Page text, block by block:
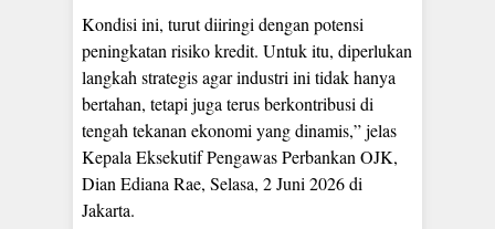
Kondisi ini, turut diiringi dengan potensi
peningkatan risiko kredit. Untuk itu, diperlukan
langkah strategis agar industri ini tidak hanya
bertahan, tetapi juga terus berkontribusi di
tengah tekanan ekonomi yang dinamis,” jelas
Kepala Eksekutif Pengawas Perbankan OJK,
Dian Ediana Rae, Selasa, 2 Juni 2026 di
Jakarta.